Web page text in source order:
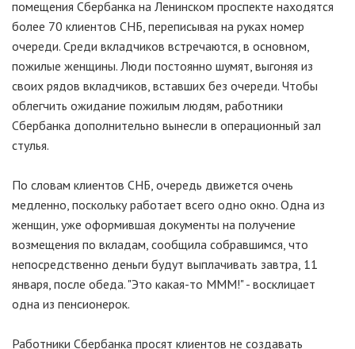
помещения Сбербанка на Ленинском проспекте находятся
более 70 клиентов СНБ, переписывая на руках номер
очереди. Среди вкладчиков встречаются, в основном,
пожилые женщины. Люди постоянно шумят, выгоняя из
своих рядов вкладчиков, вставших без очереди. Чтобы
облегчить ожидание пожилым людям, работники
Сбербанка дополнительно вынесли в операционный зал
стулья.
По словам клиентов СНБ, очередь движется очень
медленно, поскольку работает всего одно окно. Одна из
женщин, уже оформившая документы на получение
возмещения по вкладам, сообщила собравшимся, что
непосредственно деньги будут выплачивать завтра, 11
января, после обеда. "Это какая-то МММ!" - восклицает
одна из пенсионерок.
Работники Сбербанка просят клиентов не создавать